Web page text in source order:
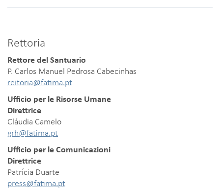
Rettoria
Rettore del Santuario
P. Carlos Manuel Pedrosa Cabecinhas
reitoria@fatima.pt
Ufficio per le Risorse Umane
Direttrice
Cláudia Camelo
grh@fatima.pt
Ufficio per le Comunicazioni
Direttrice
Patrícia Duarte
press@fatima.pt